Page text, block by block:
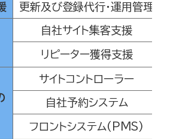
更新及び登録代行・運用管理
自社サイト集客支援
リピーター獲得支援
サイトコントローラー
自社予約システム
フロントシステム(PMS)